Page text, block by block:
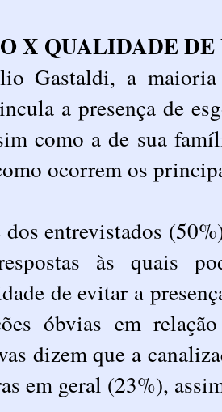
X QUALIDADE
Gastaldi, a
a presença de
como a de sua
ocorrem os
dos entrevistados
às quais
de evitar a
óbvias em
dizem que a
em geral (23%),